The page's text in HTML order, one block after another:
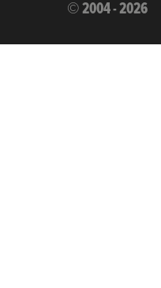
© 2004 - 2026